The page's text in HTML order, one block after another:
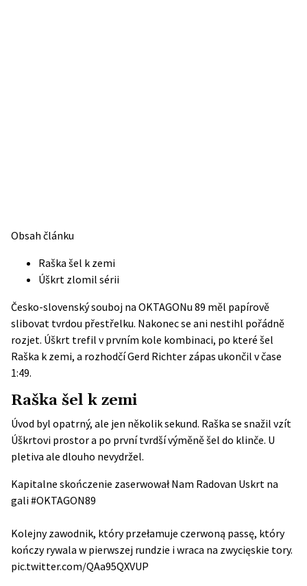
Obsah článku
Raška šel k zemi
Úškrt zlomil sérii
Česko-slovenský souboj na OKTAGONu 89 měl papírově
slibovat tvrdou přestřelku. Nakonec se ani nestihl pořádně
rozjet. Úškrt trefil v prvním kole kombinaci, po které šel
Raška k zemi, a rozhodčí Gerd Richter zápas ukončil v čase
1:49.
Raška šel k zemi
Úvod byl opatrný, ale jen několik sekund. Raška se snažil vzít
Úškrtovi prostor a po první tvrdší výměně šel do klinče. U
pletiva ale dlouho nevydržel.
Kapitalne skończenie zaserwował Nam Radovan Uskrt na
gali#OKTAGON89
Kolejny zawodnik, który przełamuje czerwoną passę, który
kończy rywala w pierwszej rundzie i wraca na zwycięskie tory.
pic.twitter.com/QAa95QXVUP